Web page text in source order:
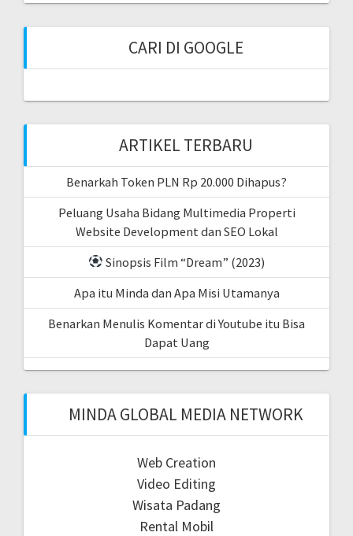
CARI DI GOOGLE
ARTIKEL TERBARU
Benarkah Token PLN Rp 20.000 Dihapus?
Peluang Usaha Bidang Multimedia Properti
Website Development dan SEO Lokal
Sinopsis Film “Dream” (2023)
Apa itu Minda dan Apa Misi Utamanya
Benarkan Menulis Komentar di Youtube itu Bisa
Dapat Uang
MINDA GLOBAL MEDIA NETWORK
Web Creation
Video Editing
Wisata Padang
Rental Mobil